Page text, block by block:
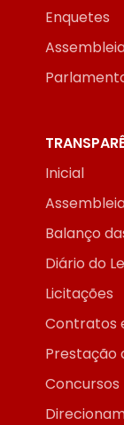
Enquetes
Inicial
Balanço
Diário do
Licitações
Contratos
Prestação